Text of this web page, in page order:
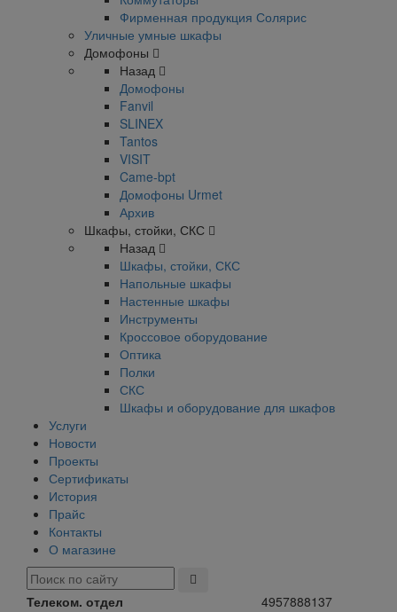
Фирменная продукция Солярис
Уличные умные шкафы
Домофоны
Назад
Домофоны
Fanvil
SLINEX
Tantos
VISIT
Came-bpt
Домофоны Urmet
Архив
Шкафы, стойки, СКС
Назад
Шкафы, стойки, СКС
Напольные шкафы
Настенные шкафы
Инструменты
Кроссовое оборудование
Оптика
Полки
СКС
Шкафы и оборудование для шкафов
Услуги
Новости
Проекты
Сертификаты
История
Прайс
Контакты
О магазине
Телеком. отдел
4957888137